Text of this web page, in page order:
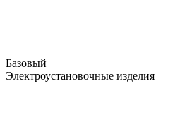
Базовый
Электроустановочные изделия